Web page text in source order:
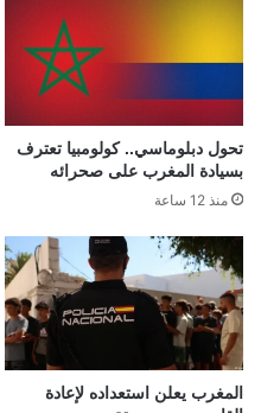
تحول دبلوماسي.. كولومبيا تعترف
بسيادة المغرب على صحرائه
منذ 12 ساعة
المغرب يعلن استعداده لإعادة